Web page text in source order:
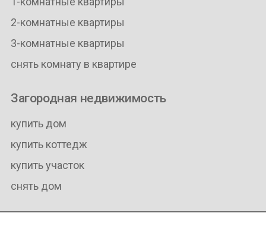
2-комнатные квартиры
3-комнатные квартиры
снять комнату в квартире
Загородная недвижимость
купить дом
купить коттедж
купить участок
снять дом